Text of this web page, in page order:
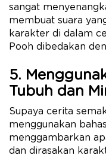
sangat
membuat suara
karakter di dalam
Pooh dibedakan
5.
Tubuh dan
Supaya cerita
menggunakan
menggambarkan
dan dirasakan